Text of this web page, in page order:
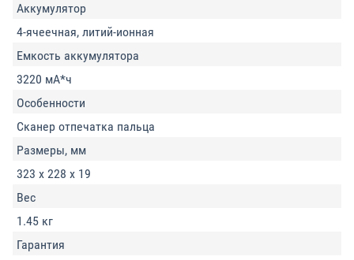
Аккумулятор
4-ячеечная, литий-ионная
Емкость аккумулятора
3220 мА*ч
Особенности
Сканер отпечатка пальца
Размеры, мм
323 x 228 x 19
Вес
1.45 кг
Гарантия